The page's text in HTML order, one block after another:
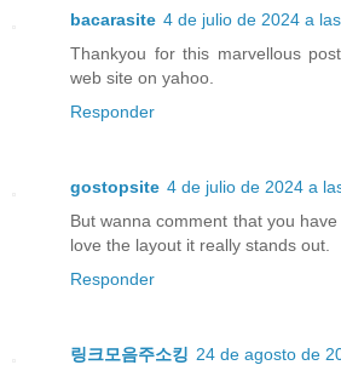
bacarasite 4 de julio de 2024 a
Thankyou for this marvellous
web site on yahoo.
Responder
gostopsite 4 de julio de 2024 a
But wanna comment that you
love the layout it really stands out.
Responder
링크모음주소킹 24 de agosto de